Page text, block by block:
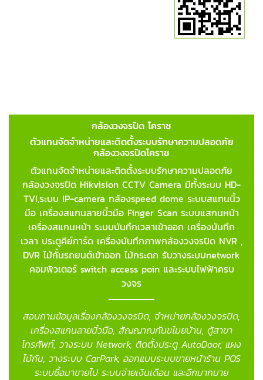
กล้องวงจรปิด โคราช
ตัวแทนจัดจำหน่ายและติดตั้งระบบรักษาความปลอดภัย
กล้องวงจรปิดโคราช
ตัวแทนจัดจำหน่ายและติดตั้งระบบรักษาความปลอดภัย
กล้องวงจรปิด Hikvision CCTV Camera มีทั้งระบบ HD-
TVI,ระบบ IP-camera กล้องspeed dome ระบบสแกนนิ้ว
มือ เครื่องสแกนลายนิ้วมือ Finger Scan ระบบแสกนหน้า
เครื่องสแกนหน้า ระบบบันทึกเวลาเข้าออก เครื่องบันทึก
เวลา ประตูคีย์การ์ด เครื่องบันทึกภาพกล้องวงจรปิด NVR ,
DVR ไม้กั้นรถยนต์เข้าออก ไม้กระดก รับวางระบบnetwork
คอมพิวเตอร์ switch access poin และระบบไฟฟ้าครบ
วงจร
สอบถามข้อมูลเรื่องกล้องวงจรปิด, จำหน่ายกล้องวงจรปิด,
เครื่องสแกนลายนิ้วมือ, สัญญาณกันขโมยบ้าน, ตู้สาขา
โทรศัพท์, วางระบบ Network, ติดตั้งประตู AutoDoor, แผง
ไม้กัน, วางระบบ CarPark, ออกแบบระบบขายหน้าร้าน POS
ระบบซื้อมาขายไป ระบบจ่ายเงินเดือน และอีกมากมาย